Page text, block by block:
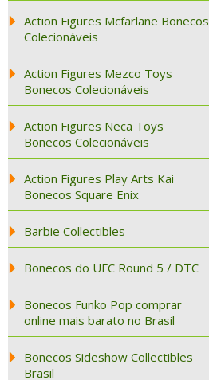
Action Figures Mcfarlane Bonecos
Colecionáveis
Action Figures Mezco Toys
Bonecos Colecionáveis
Action Figures Neca Toys
Bonecos Colecionáveis
Action Figures Play Arts Kai
Bonecos Square Enix
Barbie Collectibles
Bonecos do UFC Round 5 / DTC
Bonecos Funko Pop comprar
online mais barato no Brasil
Bonecos Sideshow Collectibles
Brasil